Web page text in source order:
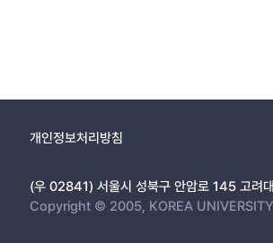
개인정보처리방침
(우 02841) 서울시 성북구 안암로 145 고려
Copyright © 2005, KOREA